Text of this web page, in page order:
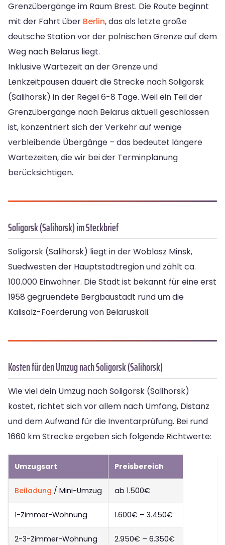
Grenzübergänge im Raum Brest. Die Route beginnt
mit der Fahrt über Berlin, das als letzte große
deutsche Station vor der polnischen Grenze auf dem
Weg nach Belarus liegt.
Inklusive Wartezeit an der Grenze und
Lenkzeitpausen dauert die Strecke nach Soligorsk
(Salihorsk) in der Regel 6-8 Tage. Weil ein Teil der
Grenzübergänge nach Belarus aktuell geschlossen
ist, konzentriert sich der Verkehr auf wenige
verbleibende Übergänge – das bedeutet längere
Wartezeiten, die wir bei der Terminplanung
berücksichtigen.
Soligorsk (Salihorsk) im Steckbrief
Soligorsk (Salihorsk) liegt in der Woblasz Minsk,
Suedwesten der Hauptstadtregion und zählt ca.
100.000 Einwohner. Die Stadt ist bekannt für eine erst
1958 gegruendete Bergbaustadt rund um die
Kalisalz-Foerderung von Belaruskali.
Kosten für den Umzug nach Soligorsk (Salihorsk)
Wie viel dein Umzug nach Soligorsk (Salihorsk)
kostet, richtet sich vor allem nach Umfang, Distanz
und dem Aufwand für die Inventarprüfung. Bei rund
1660 km Strecke ergeben sich folgende Richtwerte:
Umzugsart Preisbereich
Beiladung / Mini-Umzug ab 1.500€
1-Zimmer-Wohnung 1.600€ – 3.450€
2-3-Zimmer-Wohnung 2.950€ – 6.350€